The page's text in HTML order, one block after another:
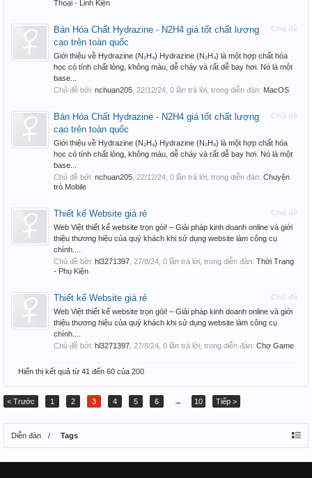
Thoại - Linh Kiện
Chủ đề
Bán Hóa Chất Hydrazine - N2H4 giá tốt chất lượng
cao trên toàn quốc
Giới thiệu về Hydrazine (N₂H₄) Hydrazine (N₂H₄) là một hợp chất hóa
học có tính chất lỏng, không màu, dễ cháy và rất dễ bay hơi. Nó là một
base...
Chủ đề bởi: nchuan205 22/12/24 , 0 lần trả lời, trong diễn đàn: MacOS
Chủ đề
Bán Hóa Chất Hydrazine - N2H4 giá tốt chất lượng
cao trên toàn quốc
Giới thiệu về Hydrazine (N₂H₄) Hydrazine (N₂H₄) là một hợp chất hóa
học có tính chất lỏng, không màu, dễ cháy và rất dễ bay hơi. Nó là một
base...
Chủ đề bởi: nchuan205 22/12/24 , 0 lần trả lời, trong diễn đàn: Chuyện
trò Mobile
Chủ đề
Thiết kế Website giá rẻ
Web Việt thiết kế website trọn gói! – Giải pháp kinh doanh online và giới
thiệu thương hiệu của quý khách khi sử dụng website làm công cụ
chính....
Chủ đề bởi: hl3271397 27/8/24 , 0 lần trả lời, trong diễn đàn: Thời Trang
- Phụ Kiện
Chủ đề
Thiết kế Website giá rẻ
Web Việt thiết kế website trọn gói! – Giải pháp kinh doanh online và giới
thiệu thương hiệu của quý khách khi sử dụng website làm công cụ
chính....
Chủ đề bởi: hl3271397 27/8/24 , 0 lần trả lời, trong diễn đàn: Chợ Game
Hiển thị kết quả từ 41 đến 60 của 200
< Trước 1 2 3 4 5 6 → 10 Tiếp >
Diễn đàn Tags